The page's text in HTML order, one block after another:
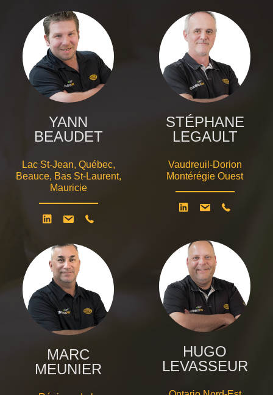
YANN
BEAUDET
Lac St-Jean, Québec,
Beauce, Bas St-Laurent,
Mauricie
STÉPHANE
LEGAULT
Vaudreuil-Dorion
Montérégie Ouest
MARC
MEUNIER
HUGO
LEVASSEUR